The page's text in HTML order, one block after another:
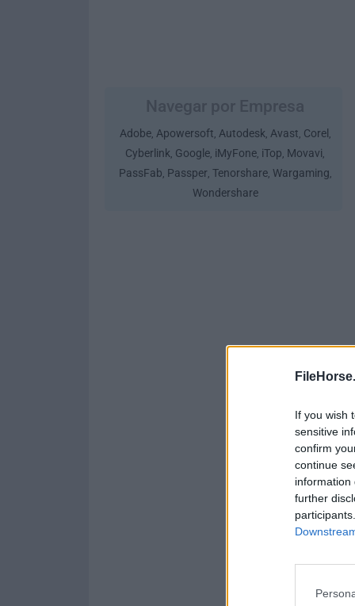
If you wish
sensitive
confirm
continue
information
further
Adobe, Apowersoft, Autodesk, Avast, Corel ,
Cyberlink, Google, iMyFone, iTop, Movavi,
PassFab, Passper, Tenorshare, Wargaming,
Wondershare